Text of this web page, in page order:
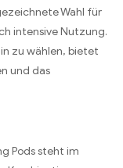
Wahl für
intensive Nutzung.
zu wählen, bietet
und das
Pods steht im